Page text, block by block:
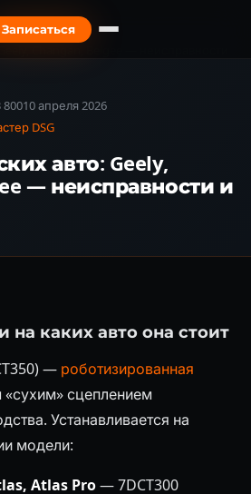
Записаться
10 апреля 2026
DSG
авто: Geely,
— неисправности и
на каких авто она стоит
— роботизированная
сцеплением
Устанавливается на
модели:
Atlas Pro— 7DCT300